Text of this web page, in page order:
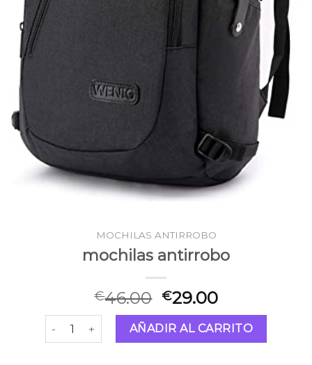
MOCHILAS ANTIRROBO
mochilas antirrobo
€46.00 €29.00
mochilas antirrobo cantidadAÑADIR AL CARRITO